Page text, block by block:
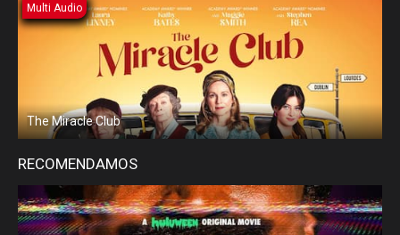
Multi Audio
The Miracle Club
RECOMENDAMOS